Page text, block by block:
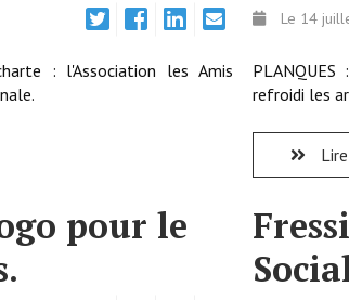
: l'Association les Amis
Le 14
refroidi les
pour le